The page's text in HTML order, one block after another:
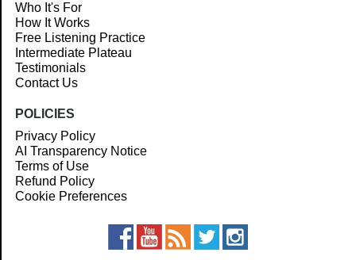
Who It's For
How It Works
Free Listening Practice
Intermediate Plateau
Testimonials
Contact Us
POLICIES
Privacy Policy
AI Transparency Notice
Terms of Use
Refund Policy
Cookie Preferences